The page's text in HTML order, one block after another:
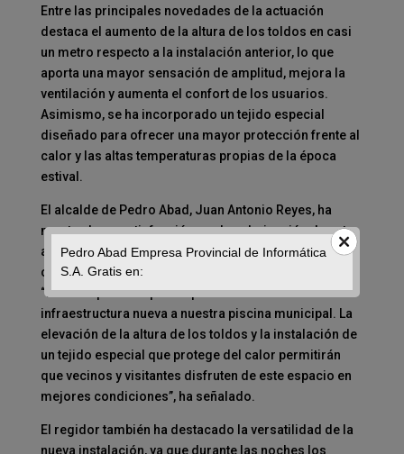
Entre las principales novedades de la actuación
destaca el aumento de la altura de los toldos en casi
un metro respecto a la instalación anterior, lo que
aporta una mayor sensación de amplitud, mejora la
ventilación y aumenta el confort de los usuarios.
Asimismo, se ha incorporado un tejido especial
diseñado para ofrecer una mayor protección frente al
calor y las altas temperaturas propias de la época
estival.
El alcalde de Pedro Abad, Juan Antonio Reyes, ha
mostrado su satisfacción por la culminación de esta
actuación y ha subrayado el compromiso municipal
con la mejora continua de los espacios públicos.
“Hemos querido apostar por dotar de una
infraestructura nueva a nuestra piscina municipal. La
elevación de la altura de los toldos y la instalación de
un tejido especial que protege del calor permitirán
que vecinos y visitantes disfruten de este espacio en
mejores condiciones”, ha señalado.
El regidor también ha destacado la versatilidad de la
nueva instalación, ya que durante las noches los
Pedro Abad Empresa Provincial de Informática
S.A. Gratis en: